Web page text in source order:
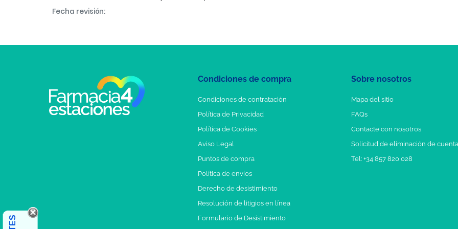
Fecha revisión:
Condiciones de compra
Condiciones de contratación
Política de Privacidad
Política de Cookies
Aviso Legal
Puntos de compra
Política de envíos
Derecho de desistimiento
Resolución de litigios en línea
Formulario de Desistimiento
Sobre nosotros
Mapa del sitio
FAQs
Contacte con nosotros
Solicitud de eliminación de cuenta
Tel: +34 857 820 028